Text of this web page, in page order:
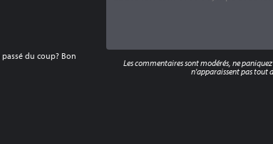
passé du coup? Bon
Les commentaires sont modérés, ne paniquez
n'apparaissent pas tout